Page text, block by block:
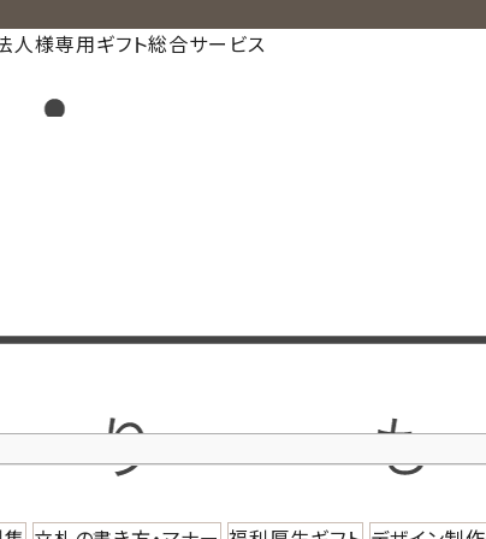
人様専用ギフト総合サービス